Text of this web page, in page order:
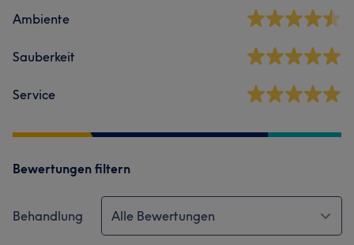
Ambiente
Sauberkeit
Service
Bewertungen filtern
Behandlung Alle Bewertungen